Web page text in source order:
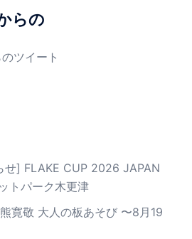
らの
ツイート
せ] FLAKE CUP 2026 JAPAN
トパーク木更津
寛敬 大人の板あそび 〜8月19